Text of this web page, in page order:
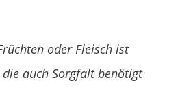
oder Fleisch ist
die auch Sorgfalt benötigt